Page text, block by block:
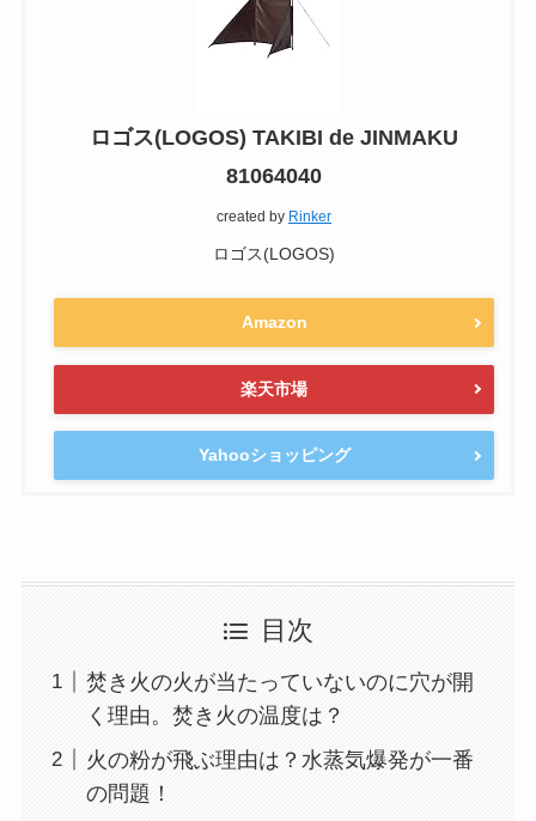
ロゴス(LOGOS) TAKIBI de JINMAKU
81064040
created by Rinker
ロゴス(LOGOS)
Amazon
楽天市場
Yahooショッピング
目次
焚き火の火が当たっていないのに穴が開
く理由。焚き火の温度は？
火の粉が飛ぶ理由は？水蒸気爆発が一番
の問題！